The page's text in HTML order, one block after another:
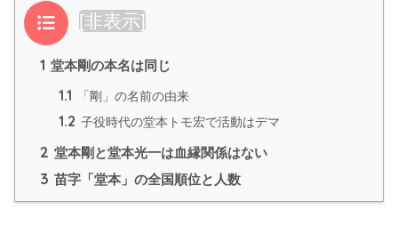
目次 [非表示]
1 堂本剛の本名は同じ
1.1 「剛」の名前の由来
1.2 子役時代の堂本トモ宏で活動はデマ
2 堂本剛と堂本光一は血縁関係はない
3 苗字「堂本」の全国順位と人数